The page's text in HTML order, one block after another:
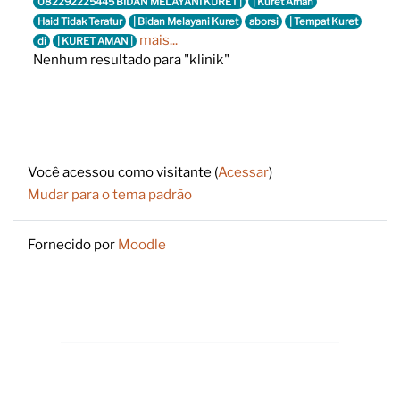
Haid Tidak Teratur
| Bidan Melayani Kuret aborsi
| Tempat Kuret
di
| KURET AMAN |
mais...
Nenhum resultado para "klinik"
Você acessou como visitante (Acessar)
Mudar para o tema padrão
Fornecido por Moodle